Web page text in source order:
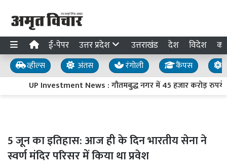
ई-पेपर उत्तर प्रदेश उत्तराखंड देश विदेश
व्हील्स अंतस रंगोली कैंपस
UP Investment News : गौतमबुद्ध नगर में 45 हजार करोड़ रुपये
5 जून का इतिहास: आज ही के दिन भारतीय सेना ने
स्वर्ण मंदिर परिसर में किया था प्रवेश